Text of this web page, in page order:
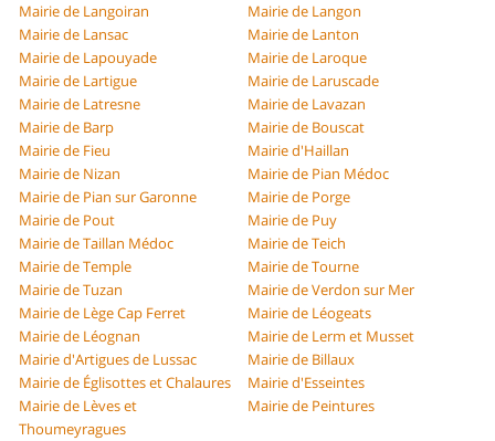
Mairie de Langoiran
Mairie de Langon
Mairie de Lansac
Mairie de Lanton
Mairie de Lapouyade
Mairie de Laroque
Mairie de Lartigue
Mairie de Laruscade
Mairie de Latresne
Mairie de Lavazan
Mairie de Barp
Mairie de Bouscat
Mairie de Fieu
Mairie d'Haillan
Mairie de Nizan
Mairie de Pian Médoc
Mairie de Pian sur Garonne
Mairie de Porge
Mairie de Pout
Mairie de Puy
Mairie de Taillan Médoc
Mairie de Teich
Mairie de Temple
Mairie de Tourne
Mairie de Tuzan
Mairie de Verdon sur Mer
Mairie de Lège Cap Ferret
Mairie de Léogeats
Mairie de Léognan
Mairie de Lerm et Musset
Mairie d'Artigues de Lussac
Mairie de Billaux
Mairie de Églisottes et Chalaures
Mairie d'Esseintes
Mairie de Lèves et
Thoumeyragues
Mairie de Peintures